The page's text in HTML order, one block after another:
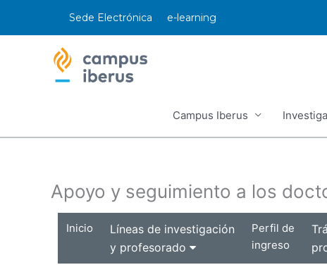
Sede Electrónica e-learning
Campus Iberus
Apoyo y seguimiento a los
Inicio
Líneas de investigación
y profesorado
Perfil de
ingreso